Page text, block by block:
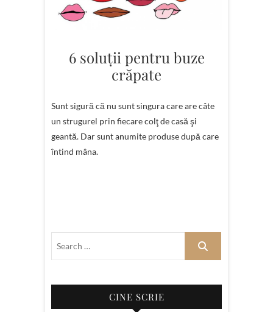
6 soluţii pentru buze
crăpate
Sunt sigură că nu sunt singura care are câte
un strugurel prin fiecare colţ de casă şi
geantă. Dar sunt anumite produse după care
întind mâna.
CINE SCRIE